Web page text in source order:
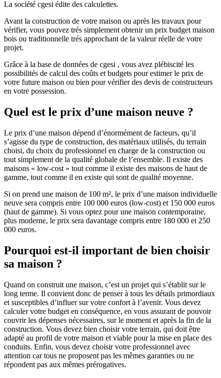
La société cgesi édite des calculettes.
Avant la construction de votre maison ou après les travaux pour
vérifier, vous pouvez trés simplement obtenir un prix budget maison
bois ou traditionnelle trés approchant de la valeur réelle de votre
projet.
Grâce à la base de données de cgesi , vous avez plébiscité les
possibilités de calcul des coûts et budgets pour estimer le prix de
votre future maison ou bien pour vérifier des devis de constructeurs
en votre possession.
Quel est le prix d’une maison neuve ?
Le prix d’une maison dépend d’énormément de facteurs, qu’il
s’agisse du type de construction, des matériaux utilisés, du terrain
choisi, du choix du professionnel en charge de la construction ou
tout simplement de la qualité globale de l’ensemble. Il existe des
maisons « low-cost » tout comme il existe des maisons de haut de
gamme, tout comme il en existe qui sont de qualité moyenne.
Si on prend une maison de 100 m², le prix d’une maison individuelle
neuve sera compris entre 100 000 euros (low-cost) et 150 000 euros
(haut de gamme). Si vous optez pour une maison contemporaine,
plus moderne, le prix sera davantage compris entre 180 000 et 250
000 euros.
Pourquoi est-il important de bien choisir
sa maison ?
Quand on construit une maison, c’est un projet qui s’établit sur le
long terme. Il convient donc de penser à tous les détails primordiaux
et susceptibles d’influer sur votre confort à l’avenir. Vous devez
calculer votre budget en conséquence, en vous assurant de pouvoir
couvrir les dépenses nécessaires, sur le moment et après la fin de la
construction. Vous devez bien choisir votre terrain, qui doit être
adapté au profil de votre maison et viable pour la mise en place des
conduits. Enfin, vous devez choisir votre professionnel avec
attention car tous ne proposent pas les mêmes garanties ou ne
répondent pas aux mêmes prérogatives.